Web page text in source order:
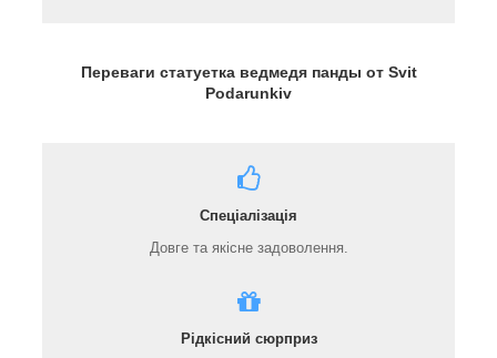
Переваги статуетка ведмедя панды от Svit
Podarunkiv
Спеціалізація
Довге та якісне задоволення.
Рідкісний сюрприз